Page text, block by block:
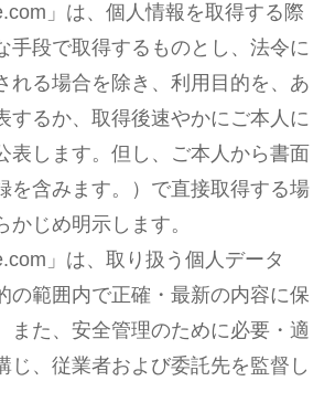
」は、個人情報を取得する際
手段で取得するものとし、法令に
れる場合を除き、利用目的を、あ
するか、取得後速やかにご本人に
表します。但し、ご本人から書面
を含みます。）で直接取得する場
かじめ明示します。
」は、取り扱う個人データ
の範囲内で正確・最新の内容に保
また、安全管理のために必要・適
じ、従業者および委託先を監督し